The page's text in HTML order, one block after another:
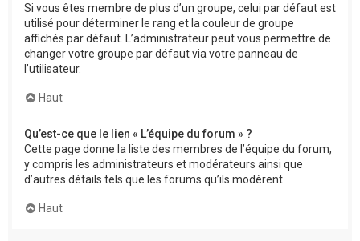
Si vous êtes membre de plus d’un groupe, celui par défaut est
utilisé pour déterminer le rang et la couleur de groupe
affichés par défaut. L’administrateur peut vous permettre de
changer votre groupe par défaut via votre panneau de
l’utilisateur.
Haut
Qu’est-ce que le lien « L’équipe du forum » ?
Cette page donne la liste des membres de l’équipe du forum,
y compris les administrateurs et modérateurs ainsi que
d’autres détails tels que les forums qu’ils modèrent.
Haut